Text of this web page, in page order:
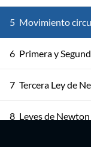
5 Movimiento
6 Primera y
7 Tercera Ley de
8 Leyes de